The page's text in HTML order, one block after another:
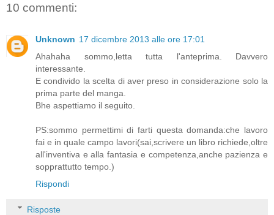
10 commenti:
Unknown 17 dicembre 2013 alle ore 17:01
Ahahaha sommo,letta tutta l'anteprima. Davvero
interessante.
E condivido la scelta di aver preso in considerazione solo la
prima parte del manga.
Bhe aspettiamo il seguito.
PS:sommo permettimi di farti questa domanda:che lavoro
fai e in quale campo lavori(sai,scrivere un libro richiede,oltre
all'inventiva e alla fantasia e competenza,anche pazienza e
sopprattutto tempo.)
Rispondi
Risposte